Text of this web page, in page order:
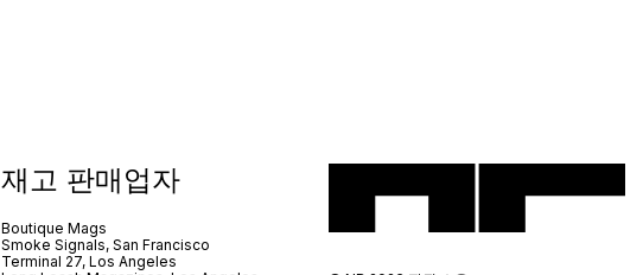
재고 판매업자
Boutique Mags
Smoke Signals, San Francisco
Terminal 27, Los Angeles